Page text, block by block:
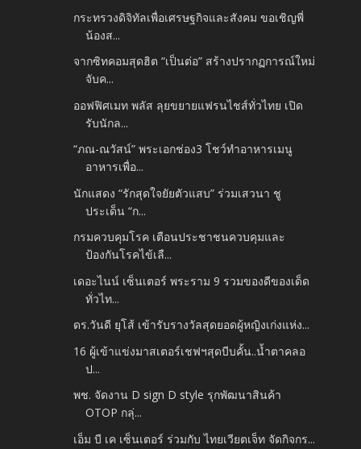
กระทรวงดิจิทัลเพื่อเศรษฐกิจและสังคม ขอเชิญพี่
น้องส...
จากซิทคอมสุดฮิต “เป็นต่อ” สร้างปรากฏการณ์ใหม่
จับค...
ออฟฟิศเมท พลัส ลุยขยายแฟรนไชส์ทั่วไทย เปิด
รับนักล...
“ภณ-ณวัสน์” พระเอกช่อง3 โชว์ทำอาหารเมนู
อาหารเพื่อ...
นักแสดง “รักสุดใจยัยตัวแสบ” ร่วมเสวนา ชู
ประเด็น “ก...
กรมควบคุมโรค เตือนประชาชนควบคุมและ
ป้องกันโรคไข้เลื...
เดอะไนน์ เซ็นเตอร์ พระราม 9 รวมของดีของเด็ด
ทั่วไท...
ดร.วันดี ยุโส้ เข้ารับรางวัลสุดยอดผู้หญิงเก่งแห่ง...
16 ผู้เข้าแข่งมาสเตอร์เชฟฯสุดบีบคั้น..น้ำตาคลอ
ป...
พช. จัดงาน D sign D style รุกพัฒนาสินค้า
OTOP กลุ่...
เอ็ม บี เค เซ็นเตอร์ ร่วมกับ ไทยเวียตเจ็ท จัดกิจกร...